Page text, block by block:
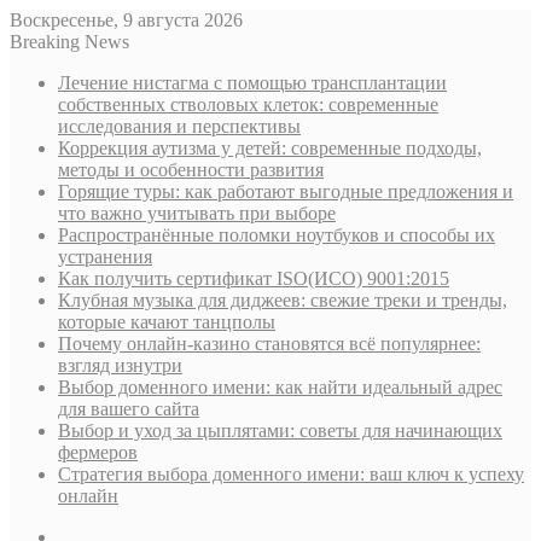
Воскресенье, 9 августа 2026
Breaking News
Лечение нистагма с помощью трансплантации
собственных стволовых клеток: современные
исследования и перспективы
Коррекция аутизма у детей: современные подходы,
методы и особенности развития
Горящие туры: как работают выгодные предложения и
что важно учитывать при выборе
Распространённые поломки ноутбуков и способы их
устранения
Как получить сертификат ISO(ИСО) 9001:2015
Клубная музыка для диджеев: свежие треки и тренды,
которые качают танцполы
Почему онлайн-казино становятся всё популярнее:
взгляд изнутри
Выбор доменного имени: как найти идеальный адрес
для вашего сайта
Выбор и уход за цыплятами: советы для начинающих
фермеров
Стратегия выбора доменного имени: ваш ключ к успеху
онлайн